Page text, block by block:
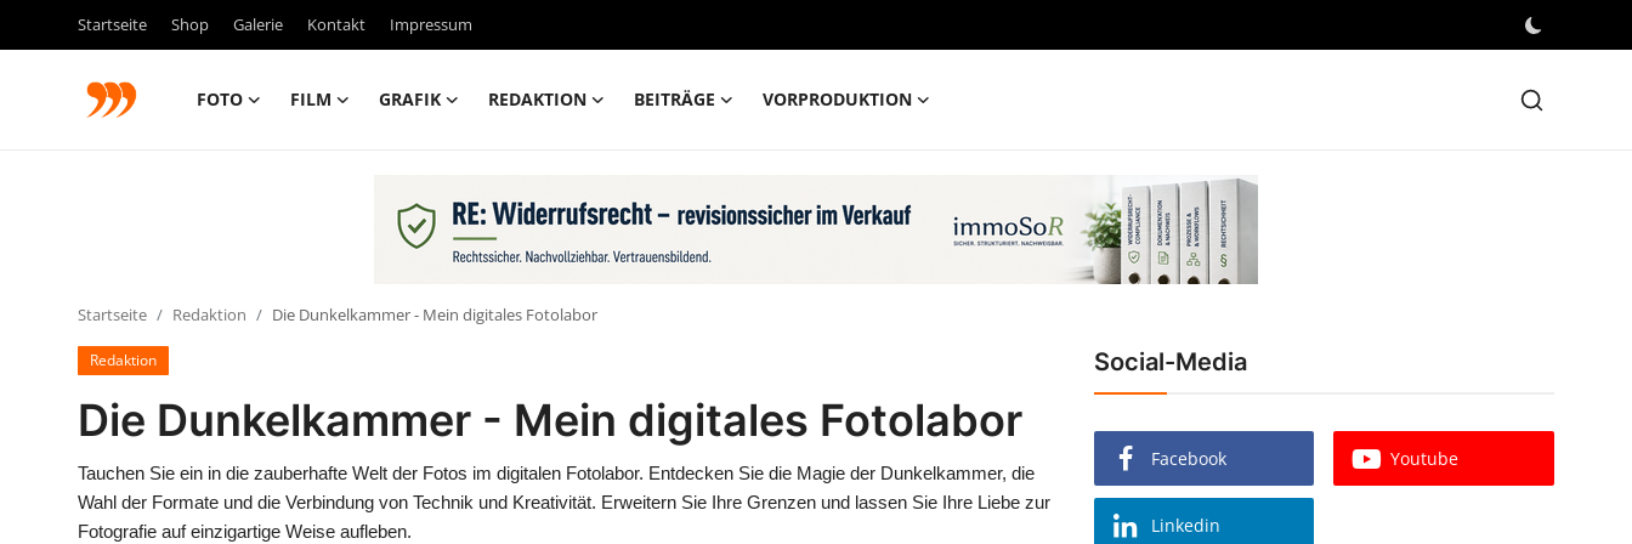
Startseite Shop Galerie Kontakt Impressum
FOTO FILM GRAFIK REDAKTION BEITRÄGE VORPRODUKTION
Vorproduktion
Startseite Redaktion Die Dunkelkammer - Mein digitales Fotolabor
Redaktion
Die Dunkelkammer - Mein digitales Fotolabor
Tauchen Sie ein in die zauberhafte Welt der Fotos im digitalen Fotolabor. Entdecken Sie die Magie der Dunkelkammer, die
Wahl der Formate und die Verbindung von Technik und Kreativität. Erweitern Sie Ihre Grenzen und lassen Sie Ihre Liebe zur
Fotografie auf einzigartige Weise aufleben.
Social-Media
Facebook Youtube
Linkedin